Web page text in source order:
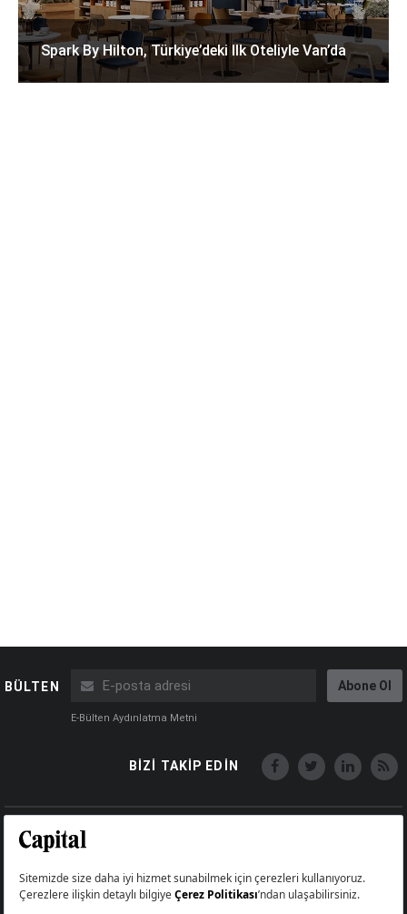
Spark By Hilton, Türkiye’deki Ilk Oteliyle Van’da
BÜLTEN Abone Ol
E-Bülten Aydınlatma Metni
BİZİ TAKİP EDİN
Big Medya Teknoloji A.Ş.
Üsküdar İstanbul Turkey